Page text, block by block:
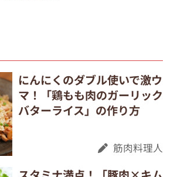
にんにくのダブル使いで激ウ
マ！「鶏もも肉のガーリック
バターライス」の作り方
筋肉料理人